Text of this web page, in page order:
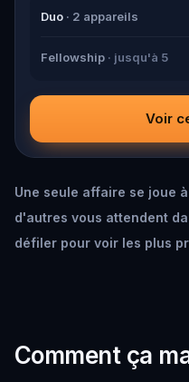
Duo · 2 appareils
Fellowship · jusqu'à 5
Voir
Une seule affaire se joue
d'autres vous attendent
défiler pour voir les plus
Comment ça